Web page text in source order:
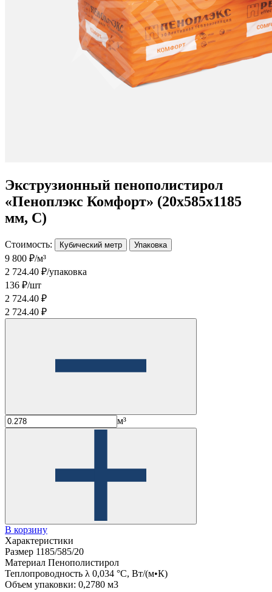
Экструзионный пенополистирол
«Пеноплэкс Комфорт» (20х585х1185
мм, С)
Стоимость: Кубический метр Упаковка
9 800 ₽/м³
2 724.40 ₽/упаковка
136 ₽/шт
2 724.40 ₽
2 724.40 ₽
м³
В корзину
Характеристики
Размер 1185/585/20
Материал Пенополистирол
Теплопроводность λ 0,034 °C, Вт/(м•К)
Объем упаковки: 0,2780 м3